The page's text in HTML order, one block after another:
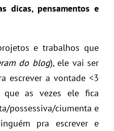
dicas, pensamentos e
e trabalhos que
do blog), ele vai ser
escrever a vontade <3
que as vezes ele fica
possessiva/ciumenta e
pra escrever e